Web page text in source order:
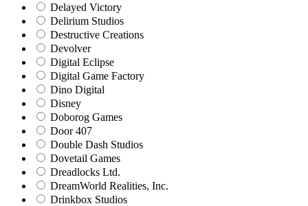
Delayed Victory
Delirium Studios
Destructive Creations
Devolver
Digital Eclipse
Digital Game Factory
Dino Digital
Disney
Doborog Games
Door 407
Double Dash Studios
Dovetail Games
Dreadlocks Ltd.
DreamWorld Realities, Inc.
Drinkbox Studios